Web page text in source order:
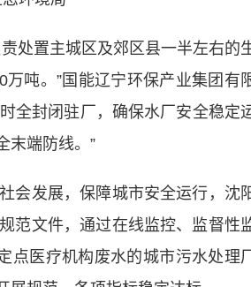
处置主城区及郊区县一半左右的
吨。”国能辽宁环保产业集团有
全封闭驻厂，确保水厂安全稳定
末端防线。”
发展，保障城市安全运行，沈
范文件，通过在线监控、监督性
医疗机构废水的城市污水处理厂